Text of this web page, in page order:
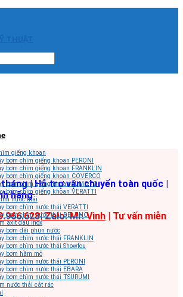
tháng | Hỗ trợ vận chuyển toàn quốc |
hãng
Zalo: Mr. Vinh | Tư vấn miễn
giếng khoan
bơm chìm giếng khoan PERONI
bơm chìm giếng khoan FRANKLIN
bơm chìm giếng khoan COVERCO
bơm chìm giếng khoan SUMOTO
bơm chìm giếng khoan VERATTI
nước thải
bơm chìm nước thải VERATTI
bơm chìm nước thải BELUNO
axit đầu inox
bơm đài phun nước
bơm chìm nước thải FRANKLIN
bơm chìm nước thải Showfou
bơm hầm mỏ
bơm chìm nước thải PERONI
bơm chìm nước thải EBARA
bơm chìm nước thải TSURUMI
nước thải cắt rác